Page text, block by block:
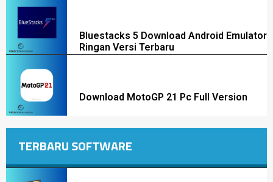
Bluestacks 5 Download Android Emulator
Ringan Versi Terbaru
Download MotoGP 21 Pc Full Version
TERBARU SOFTWARE